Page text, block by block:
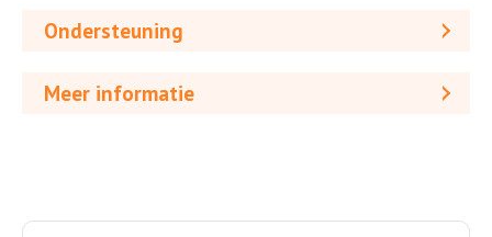
Ondersteuning
Meer informatie